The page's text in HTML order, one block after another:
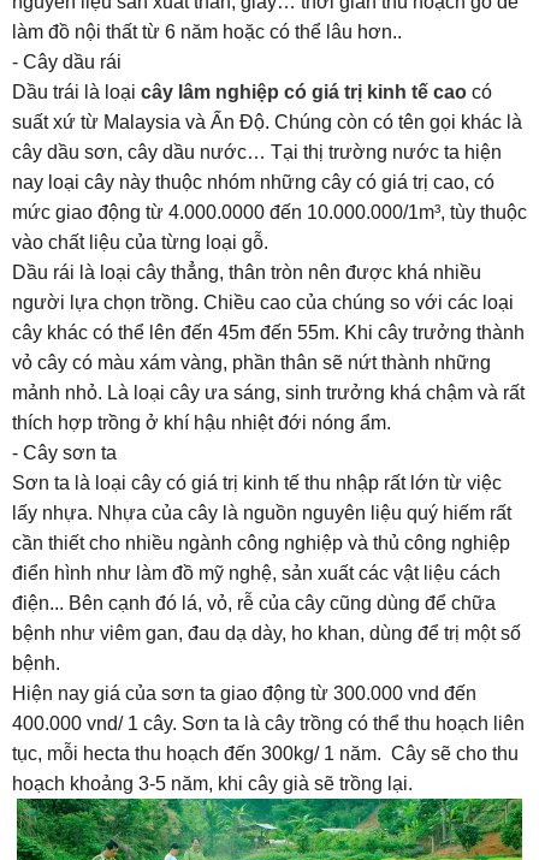
làm đồ nội thất từ 6 năm hoặc có thể lâu hơn..
- Cây dầu rái
Dầu trái là loại cây lâm nghiệp có giá trị kinh tế cao có
suất xứ từ Malaysia và Ấn Độ. Chúng còn có tên gọi khác là
cây dầu sơn, cây dầu nước… Tại thị trường nước ta hiện
nay loại cây này thuộc nhóm những cây có giá trị cao, có
mức giao động từ 4.000.0000 đến 10.000.000/1m³, tùy thuộc
vào chất liệu của từng loại gỗ.
Dầu rái là loại cây thẳng, thân tròn nên được khá nhiều
người lựa chọn trồng. Chiều cao của chúng so với các loại
cây khác có thể lên đến 45m đến 55m. Khi cây trưởng thành
vỏ cây có màu xám vàng, phần thân sẽ nứt thành những
mảnh nhỏ. Là loại cây ưa sáng, sinh trưởng khá chậm và rất
thích hợp trồng ở khí hậu nhiệt đới nóng ẩm.
- Cây sơn ta
Sơn ta là loại cây có giá trị kinh tế thu nhập rất lớn từ việc
lấy nhựa. Nhựa của cây là nguồn nguyên liệu quý hiếm rất
cần thiết cho nhiều ngành công nghiệp và thủ công nghiệp
điển hình như làm đồ mỹ nghệ, sản xuất các vật liệu cách
điện... Bên cạnh đó lá, vỏ, rễ của cây cũng dùng để chữa
bệnh như viêm gan, đau dạ dày, ho khan, dùng để trị một số
bệnh.
Hiện nay giá của sơn ta giao động từ 300.000 vnd đến
400.000 vnd/ 1 cây. Sơn ta là cây trồng có thể thu hoạch liên
tục, mỗi hecta thu hoạch đến 300kg/ 1 năm. Cây sẽ cho thu
hoạch khoảng 3-5 năm, khi cây già sẽ trồng lại.